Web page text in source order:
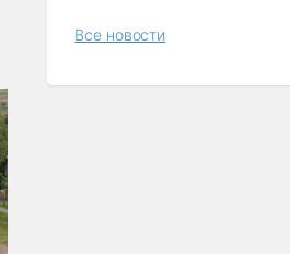
Все новости